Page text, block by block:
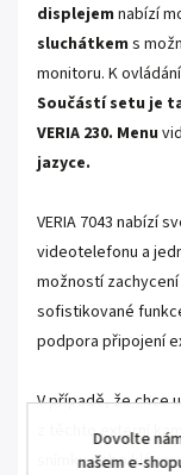
Dovolte
našem e-
displejem nabízí
sluchátkem s
monitoru. K
Součástí setu je
VERIA 230. Menu
jazyce.
VERIA 7043 nabízí
videotelefonu a
možností
sofistikované
podpora připojení
V případě, že chce
z těchto externí
snímku nebo